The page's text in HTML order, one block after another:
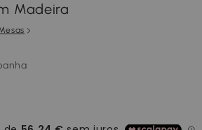
Madeira